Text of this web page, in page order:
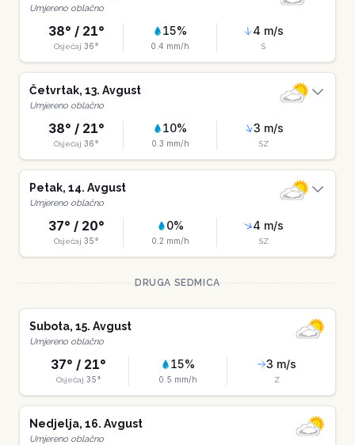
Umjereno oblačno
38° / 21°
Osjećaj 36°
15%
0.4 mm/h
4 m/s
S
Četvrtak, 13. Avgust
Umjereno oblačno
38° / 21°
Osjećaj 36°
10%
0.3 mm/h
3 m/s
SZ
Petak, 14. Avgust
Umjereno oblačno
37° / 20°
Osjećaj 35°
0%
0.2 mm/h
4 m/s
SZ
DRUGA SEDMICA
Subota, 15. Avgust
Umjereno oblačno
37° / 21°
Osjećaj 35°
15%
0.5 mm/h
3 m/s
Z
Nedjelja, 16. Avgust
Umjereno oblačno